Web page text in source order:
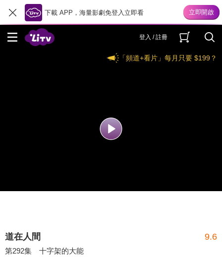
下載 APP，海量影劇免登入立即看
登入 / 註冊
「頻道+看片」每月只要 $199？
道在人間 9.6
第292集 十字架的大能